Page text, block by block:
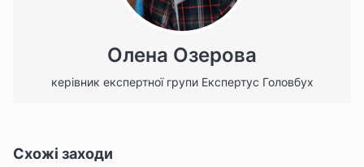
Олена Озерова
керівник експертної групи Експертус Головбух
Схожі заходи